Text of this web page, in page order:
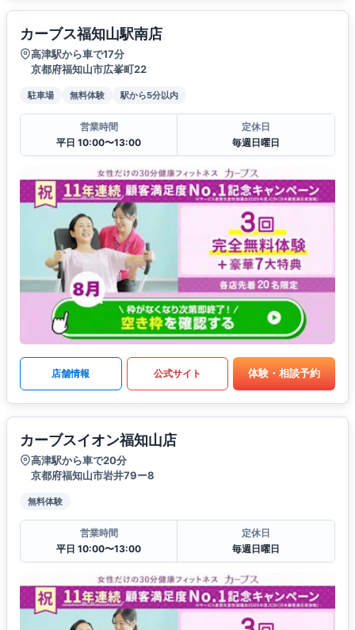
カーブス福知山駅南店
高津駅から車で17分
京都府福知山市広峯町22
駐車場 無料体験 駅から5分以内
営業時間
平日 10:00〜13:00
定休日
毎週日曜日
店舗情報 公式サイト 体験・相談予約
カーブスイオン福知山店
高津駅から車で20分
京都府福知山市岩井79ー8
無料体験
営業時間
平日 10:00〜13:00
定休日
毎週日曜日